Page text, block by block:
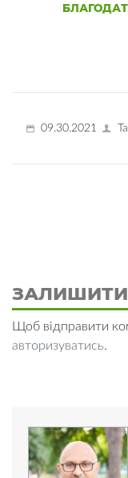
09.30.2021
ЗАЛИШИТИ
Щоб відправити
авторизуватись.